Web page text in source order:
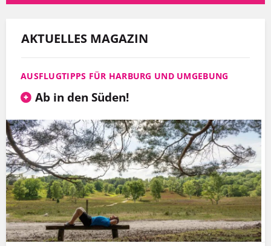
AKTUELLES MAGAZIN
AUSFLUGTIPPS FÜR HARBURG UND UMGEBUNG
Ab in den Süden!